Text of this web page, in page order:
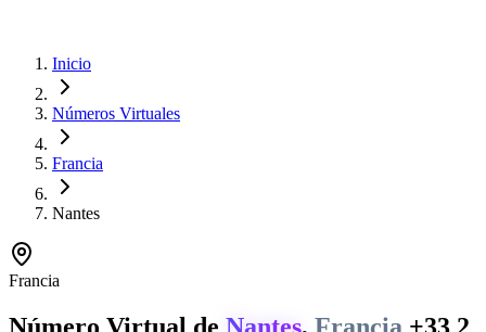
Inicio
Números Virtuales
Francia
Nantes
Francia
Número Virtual de Nantes, Francia +33 2